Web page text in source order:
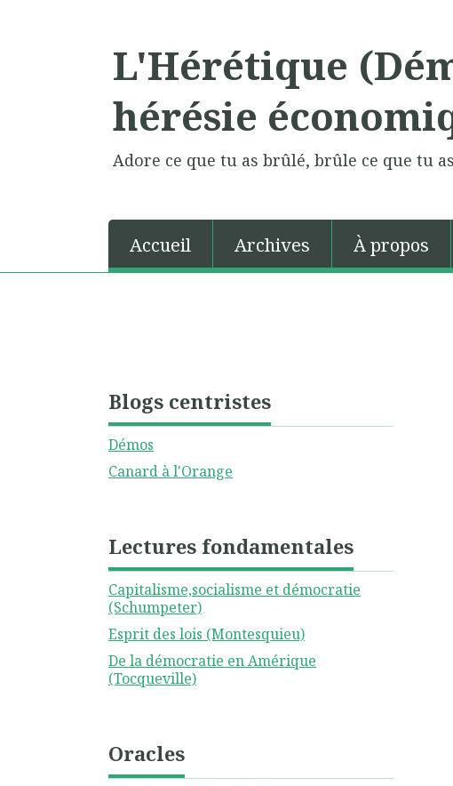
L'Hérétique
hérésie
Adore ce que tu as brûlé, brûle ce que tu
Accueil Archives À propos
Blogs centristes
Démos
Canard à l'Orange
Lectures fondamentales
Capitalisme,socialisme et démocratie
(Schumpeter)
Esprit des lois (Montesquieu)
De la démocratie en Amérique
(Tocqueville)
Oracles